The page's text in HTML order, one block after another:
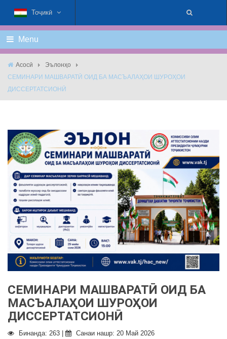
Тоҷикӣ
Menu
Асосӣ
Эълонҳо
СЕМИНАРИ МАШВАРАТӢ ОИД БА МАСЪАЛАҲОИ ШУРОҲОИ
ДИССЕРТАТСИОНӢ
СЕМИНАРИ МАШВАРАТӢ ОИД БА
МАСЪАЛАҲОИ ШУРОҲОИ
ДИССЕРТАТСИОНӢ
Бинанда: 263 | Санаи нашр: 20 Май 2026